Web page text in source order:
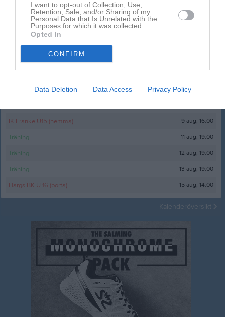
I want to opt-out of Collection, Use,
Retention, Sale, and/or Sharing of my
Personal Data that Is Unrelated with the
Purposes for which it was collected.
Opted In
CONFIRM
Data Deletion Data Access Privacy Policy
Bollpojkar 5/9-20
3 bilder
IK Franke U15 (hemma) 9 aug, 16:00
Träning 11 aug, 19:00
Träning 12 aug, 19:00
Träning 13 aug, 19:00
Hargs BK U 16 (borta) 15 aug, 14:00
Kalenderöversikt